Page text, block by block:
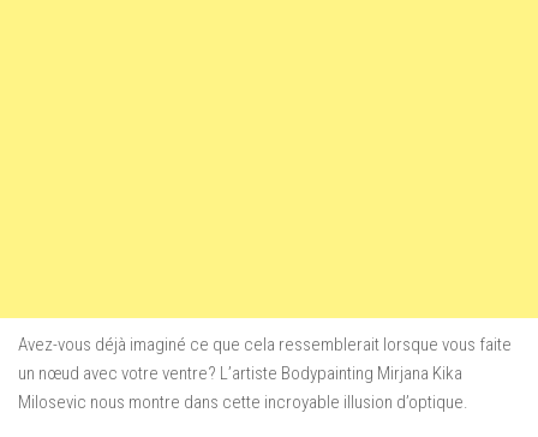
Avez-vous déjà imaginé ce que cela ressemblerait lorsque vous faite
un nœud avec votre ventre? L’artiste Bodypainting Mirjana Kika
Milosevic nous montre dans cette incroyable illusion d’optique.